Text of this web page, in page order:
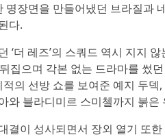
명장면을 만들어냈던 브라질과
다.
‘더 레즈’의 스쿼드 역시 지지
집으며 각본 없는 드라마를 썼
의 선방 쇼를 보여준 예지 두
와 블라디미르 스미첼까지 붉
결이 성사되면서 장외 열기 또